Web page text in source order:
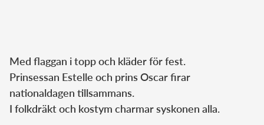
Med flaggan i topp och kläder för fest.
Prinsessan Estelle och prins Oscar firar
nationaldagen tillsammans.
I folkdräkt och kostym charmar syskonen alla.